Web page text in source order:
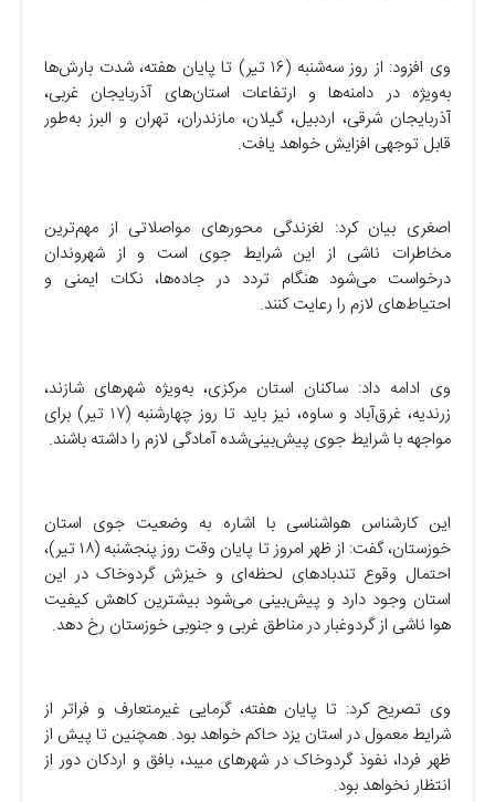
وی افزود: از روز سه‌شنبه (۱۶ تیر) تا پایان هفته، شدت بارش‌ها
به‌ویژه در دامنه‌ها و ارتفاعات استان‌های آذربایجان غربی،
آذربایجان شرقی، اردبیل، گیلان، مازندران، تهران و البرز به‌طور
قابل توجهی افزایش خواهد یافت.
اصغری بیان کرد: لغزندگی محورهای مواصلاتی از مهم‌ترین
مخاطرات ناشی از این شرایط جوی است و از شهروندان
درخواست می‌شود هنگام تردد در جاده‌ها، نکات ایمنی و
احتیاط‌های لازم را رعایت کنند.
وی ادامه داد: ساکنان استان مرکزی، به‌ویژه شهرهای شازند،
زرندیه، غرق‌آباد و ساوه، نیز باید تا روز چهارشنبه (۱۷ تیر) برای
مواجهه با شرایط جوی پیش‌بینی‌شده آمادگی لازم را داشته باشند.
این کارشناس هواشناسی با اشاره به وضعیت جوی استان
خوزستان، گفت: از ظهر امروز تا پایان وقت روز پنجشنبه (۱۸ تیر)،
احتمال وقوع تندبادهای لحظه‌ای و خیزش گردوخاک در این
استان وجود دارد و پیش‌بینی می‌شود بیشترین کاهش کیفیت
هوا ناشی از گردوغبار در مناطق غربی و جنوبی خوزستان رخ دهد.
وی تصریح کرد: تا پایان هفته، گرمایی غیرمتعارف و فراتر از
شرایط معمول در استان یزد حاکم خواهد بود. همچنین تا پیش از
ظهر فردا، نفوذ گردوخاک در شهرهای میبد، بافق و اردکان دور از
انتظار نخواهد بود.